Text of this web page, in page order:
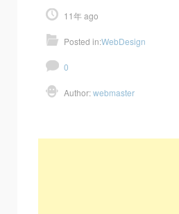
11年 ago
Posted in:WebDesign
0
Author:webmaster